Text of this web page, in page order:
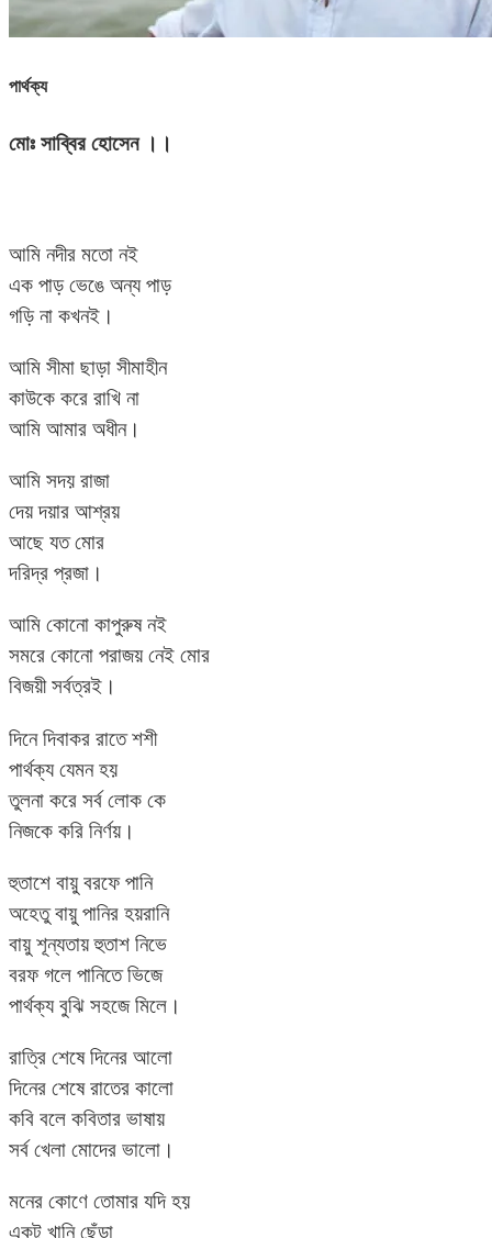
পার্থক্য
মোঃ সাব্বির হোসেন ।।
আমি নদীর মতো নই
এক পাড় ভেঙে অন্য পাড়
গড়ি না কখনই।
আমি সীমা ছাড়া সীমাহীন
কাউকে করে রাখি না
আমি আমার অধীন।
আমি সদয় রাজা
দেয় দয়ার আশ্রয়
আছে যত মোর
দরিদ্র প্রজা।
আমি কোনো কাপুরুষ নই
সমরে কোনো পরাজয় নেই মোর
বিজয়ী সর্বত্রই।
দিনে দিবাকর রাতে শশী
পার্থক্য যেমন হয়
তুলনা করে সর্ব লোক কে
নিজকে করি নির্ণয়।
হুতাশে বায়ু বরফে পানি
অহেতু বায়ু পানির হয়রানি
বায়ু শূন্যতায় হুতাশ নিভে
বরফ গলে পানিতে ভিজে
পার্থক্য বুঝি সহজে মিলে।
রাত্রি শেষে দিনের আলো
দিনের শেষে রাতের কালো
কবি বলে কবিতার ভাষায়
সর্ব খেলা মোদের ভালো।
মনের কোণে তোমার যদি হয়
একটু খানি ছেঁড়া